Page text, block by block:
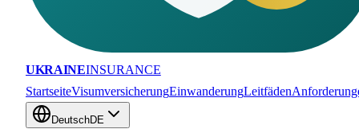
UKRAINEINSURANCE
StartseiteVisumversicherungEinwanderungLeitfäden
DeutschDE